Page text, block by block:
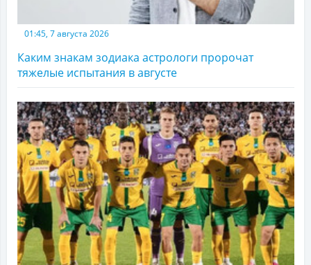
01:45, 7 августа 2026
Каким знакам зодиака астрологи пророчат
тяжелые испытания в августе